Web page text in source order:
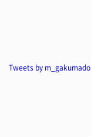
Tweets by m_gakumado